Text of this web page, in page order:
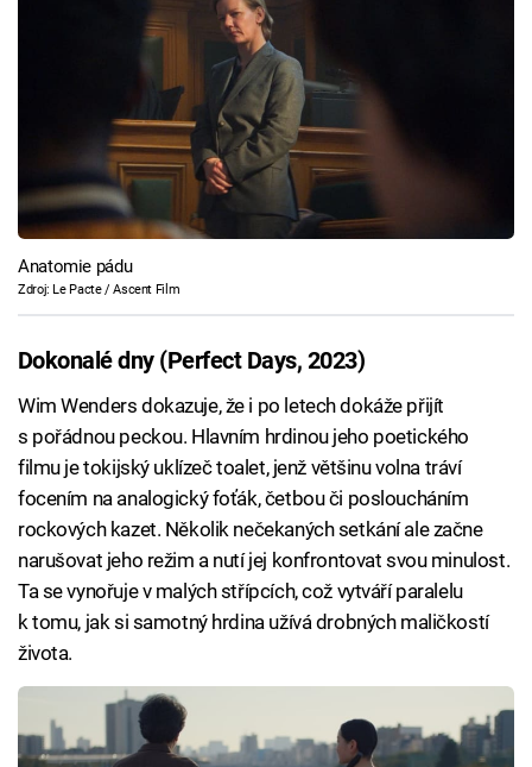
Anatomie pádu
Zdroj: Le Pacte / Ascent Film
Dokonalé dny (Perfect Days, 2023)
Wim Wenders dokazuje, že i po letech dokáže přijít
s pořádnou peckou. Hlavním hrdinou jeho poetického
filmu je tokijský uklízeč toalet, jenž většinu volna tráví
focením na analogický foťák, četbou či posloucháním
rockových kazet. Několik nečekaných setkání ale začne
narušovat jeho režim a nutí jej konfrontovat svou minulost.
Ta se vynořuje v malých střípcích, což vytváří paralelu
k tomu, jak si samotný hrdina užívá drobných maličkostí
života.